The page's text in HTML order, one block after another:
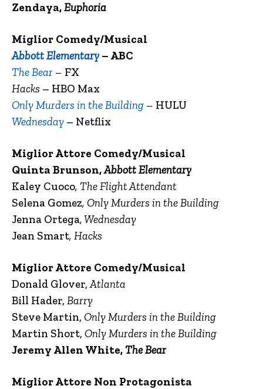
Zendaya,Euphoria
Miglior Comedy/Musical
Abbott Elementary – ABC
The Bear – FX
Hacks – HBO Max
Only Murders in the Building – HULU
Wednesday – Netflix
Miglior Attore Comedy/Musical
Quinta Brunson,Abbott Elementary
Kaley Cuoco, The Flight Attendant
Selena Gomez, Only Murders in the Building
Jenna Ortega, Wednesday
Jean Smart, Hacks
Miglior Attore Comedy/Musical
Donald Glover,Atlanta
Bill Hader, Barry
Steve Martin, Only Murders in the Building
Martin Short, Only Murders in the Building
Jeremy Allen White,The Bear
Miglior Attore Non Protagonista